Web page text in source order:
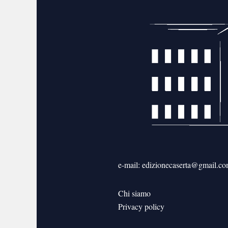
e-mail:
Chi siamo
Privacy policy